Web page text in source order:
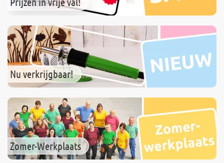
Nu verkrijgbaar!
Zomer-Werkplaats